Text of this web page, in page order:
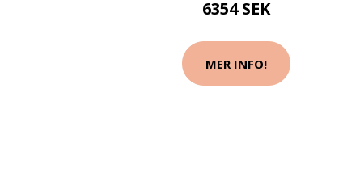
6354 SEK
MER INFO!